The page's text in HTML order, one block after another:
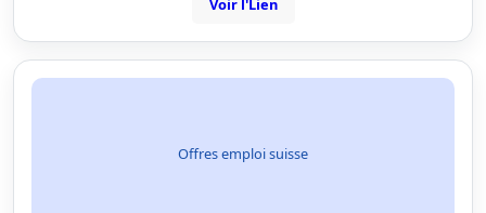
Voir l'Lien
Offres emploi suisse